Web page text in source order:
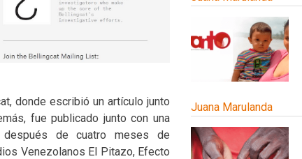
donde escribió un artículo junto
fue publicado junto con una
después de cuatro meses de
Venezolanos El Pitazo, Efecto
Juana Marulanda